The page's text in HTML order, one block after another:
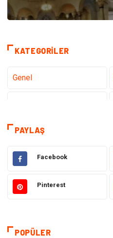
KATEGORILER
Genel
Sağlık
Eğitim
Otomotiv
Giyim
PAYLAŞ
Facebook
Pinterest
POPÜLER